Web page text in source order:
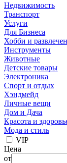
Недвижимость
Транспорт
Услуги
Для Бизнеса
Хобби и
Инструменты
Животные
Детские товары
Электроника
Спорт и отдых
Хэндмейд
Личные вещи
Дом и Дача
Красота и
Мода и стиль
VIP
Цена
от